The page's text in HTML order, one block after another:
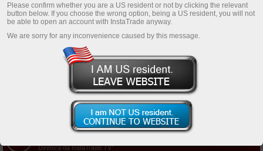
Baixe a plataforma de negociação
Please confirm whether you are a US resident or not by clicking the relevant
button below. If you choose the wrong option, being a US resident, you will not
be able to open an account with InstaTrade anyway.
We are sorry for any inconvenience caused by this message.